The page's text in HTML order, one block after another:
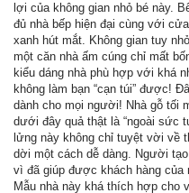
lợi của không gian nhỏ bé này.
đủ nhà bếp hiện đại cùng với
xanh hút mắt. Không gian tuy
một căn nhà ấm cúng chỉ mất
kiểu dáng nhà phù hợp với khá
không làm bạn “cạn túi” được!
dành cho mọi người! Nhà gỗ tối
dưới đây quả thật là “ngoài sức
lửng này không chỉ tuyệt vời về
dời một cách dễ dàng. Người
vì đã giúp được khách hàng của
Mẫu nhà này khá thích hợp cho